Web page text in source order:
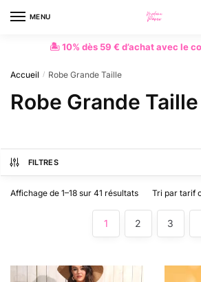
MENU
🏝 10% dès 59 € d’achat avec le
Accueil / Robe Grande Taille
Robe Grande Taille
FILTRES
Affichage de 1–18 sur 41 résultats
1 2 3